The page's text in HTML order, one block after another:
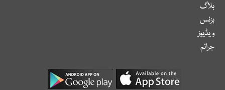
بلاگ
بزنس
ویڈیوز
جرائم